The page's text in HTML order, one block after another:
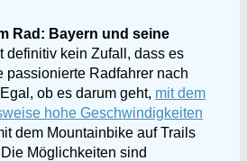
Rad: Bayern und seine
definitiv kein Zufall, dass es
passionierte Radfahrer nach
ob es darum geht, mit dem
hohe Geschwindigkeiten
dem Mountainbike auf Trails
Möglichkeiten sind